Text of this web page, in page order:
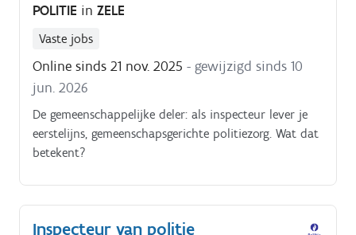
POLITIE in ZELE
Vaste jobs
Online sinds 21 nov. 2025 - gewijzigd sinds 10
jun. 2026
De gemeenschappelijke deler: als inspecteur lever je
eerstelijns, gemeenschapsgerichte politiezorg. Wat dat
betekent?
Inspecteur van politie